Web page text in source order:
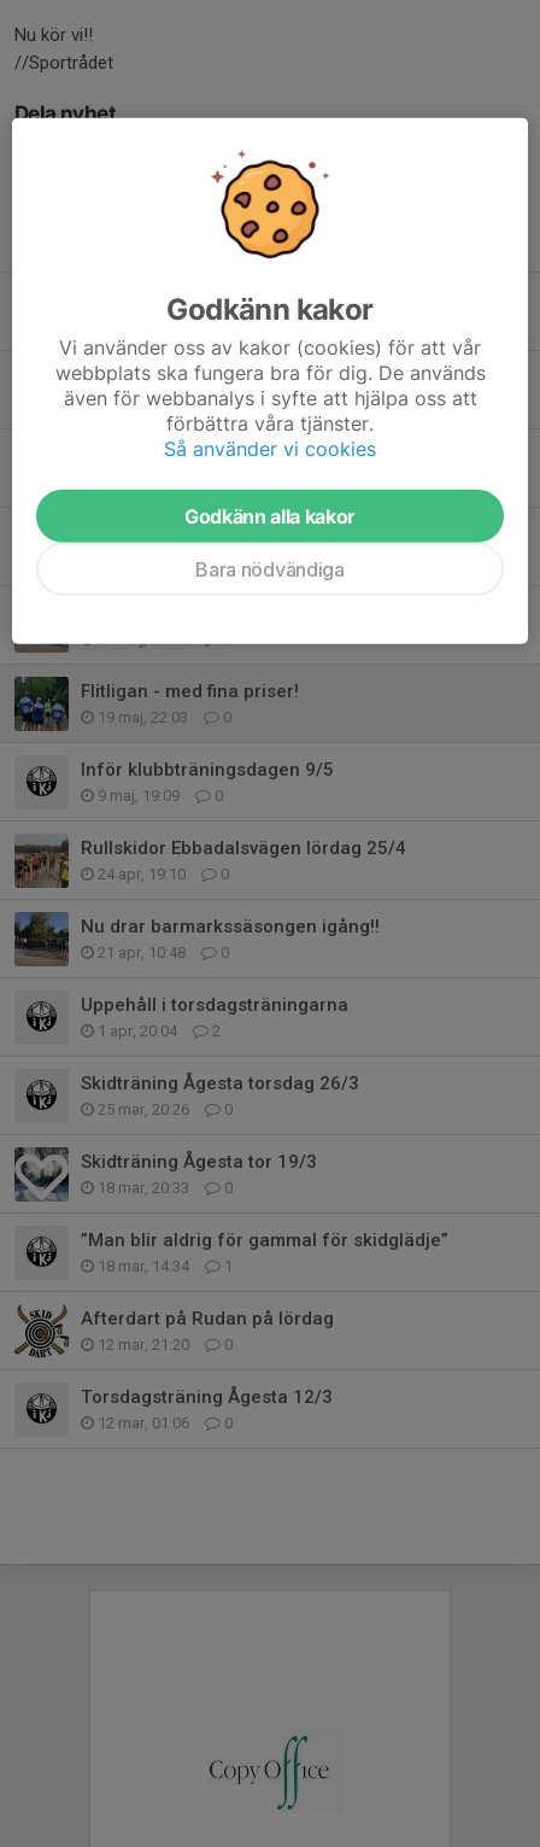
Nu kör vi!!
//Sportrådet
Dela nyhet
Sista torsdagsträningen innan sommaruppehållet
1 jul, 23:05 0
26 jun, 09:42 0
Midsommarledigt
Flitligan - med fina priser!
19 maj, 22:03 0
Inför klubbträningsdagen 9/5
9 maj, 19:09 0
Rullskidor Ebbadalsvägen lördag 25/4
24 apr, 19:10 0
Nu drar barmarkssäsongen igång!!
21 apr, 10:48 0
Uppehåll i torsdagsträningarna
1 apr, 20:04 2
Skidträning Ågesta torsdag 26/3
25 mar, 20:26 0
Skidträning Ågesta tor 19/3
18 mar, 20:33 0
”Man blir aldrig för gammal för skidglädje”
18 mar, 14:34 1
Afterdart på Rudan på lördag
12 mar, 21:20 0
Torsdagsträning Ågesta 12/3
12 mar, 01:06 0
Godkänn kakor
Vi använder oss av kakor (cookies) för att vår
webbplats ska fungera bra för dig. De används
även för webbanalys i syfte att hjälpa oss att
förbättra våra tjänster.
Så använder vi cookies
Godkänn alla kakor
Bara nödvändiga